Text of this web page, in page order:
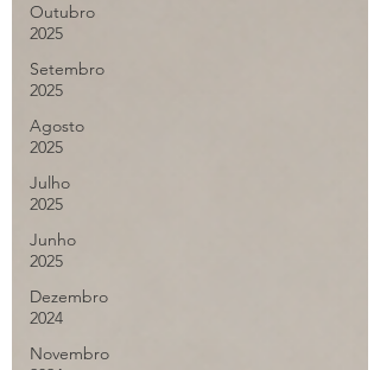
Outubro
2025
Setembro
2025
Agosto
2025
Julho
2025
Junho
2025
Dezembro
2024
Novembro